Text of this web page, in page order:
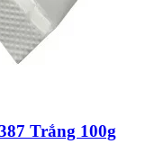
Trắng 100g